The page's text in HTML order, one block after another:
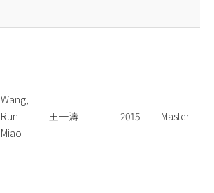
Wang,
Run
Miao
王一濤 2015. Master